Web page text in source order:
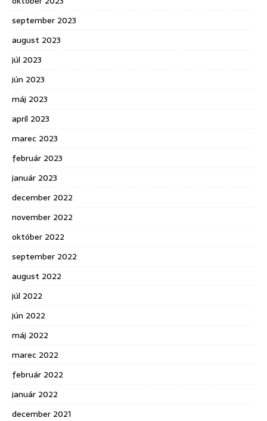
september 2023
august 2023
júl 2023
jún 2023
máj 2023
apríl 2023
marec 2023
február 2023
január 2023
december 2022
november 2022
október 2022
september 2022
august 2022
júl 2022
jún 2022
máj 2022
marec 2022
február 2022
január 2022
december 2021